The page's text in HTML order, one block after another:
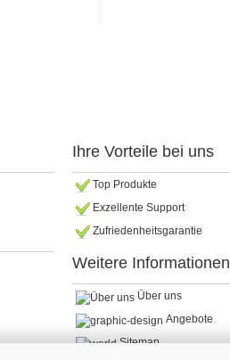
Ihre Vorteile bei uns
Top Produkte
Exzellente Support
Zufriedenheitsgarantie
Weitere Informationen
Über uns
Angebote
Sitemap